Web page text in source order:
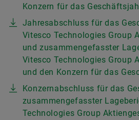
Konzern für das
Jahresabschluss für das
Vitesco Technologies Group
und zusammengefasster
Vitesco Technologies Group
und den Konzern für das
Konzernabschluss für das
zusammengefasster
Technologies Group